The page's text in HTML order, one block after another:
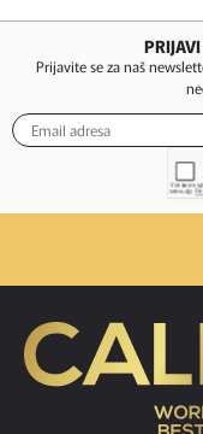
Prijavite se za naš